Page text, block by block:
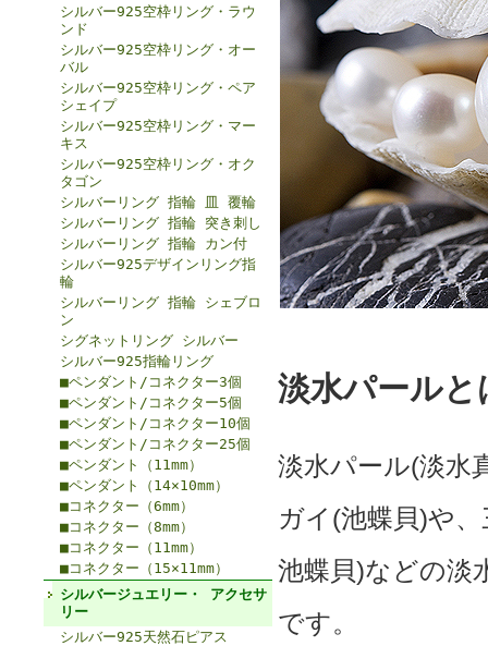
シルバー925空枠リング・ラウ
ンド
シルバー925空枠リング・オー
バル
シルバー925空枠リング・ペア
シェイプ
シルバー925空枠リング・マー
キス
シルバー925空枠リング・オク
タゴン
シルバーリング 指輪 皿 覆輪
シルバーリング 指輪 突き刺し
シルバーリング 指輪 カン付
シルバー925デザインリング指
輪
シルバーリング 指輪 シェブロ
ン
シグネットリング シルバー
シルバー925指輪リング
■ペンダント/コネクター3個
■ペンダント/コネクター5個
■ペンダント/コネクター10個
■ペンダント/コネクター25個
■ペンダント（11mm）
■ペンダント（14×10mm）
■コネクター（6mm）
■コネクター（8mm）
■コネクター（11mm）
■コネクター（15×11mm）
シルバージュエリー・ アクセサ
リー
シルバー925天然石ピアス
淡水パールと
淡水パール(淡水
ガイ(池蝶貝)や
池蝶貝)などの淡
です。